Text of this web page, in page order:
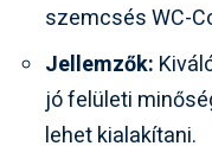
szemcsés WC-
Jellemzők:
jó felületi
lehet kialakítani.